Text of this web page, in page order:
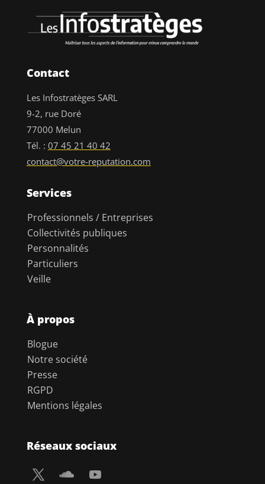
Contact
Les Infostratèges SARL
9-2, rue Doré
77000 Melun
Tél. : 07 45 21 40 42
contact@votre-reputation.com
Services
Professionnels / Entreprises
Collectivités publiques
Personnalités
Particuliers
Veille
À propos
Blogue
Notre société
Presse
RGPD
Mentions légales
Réseaux sociaux